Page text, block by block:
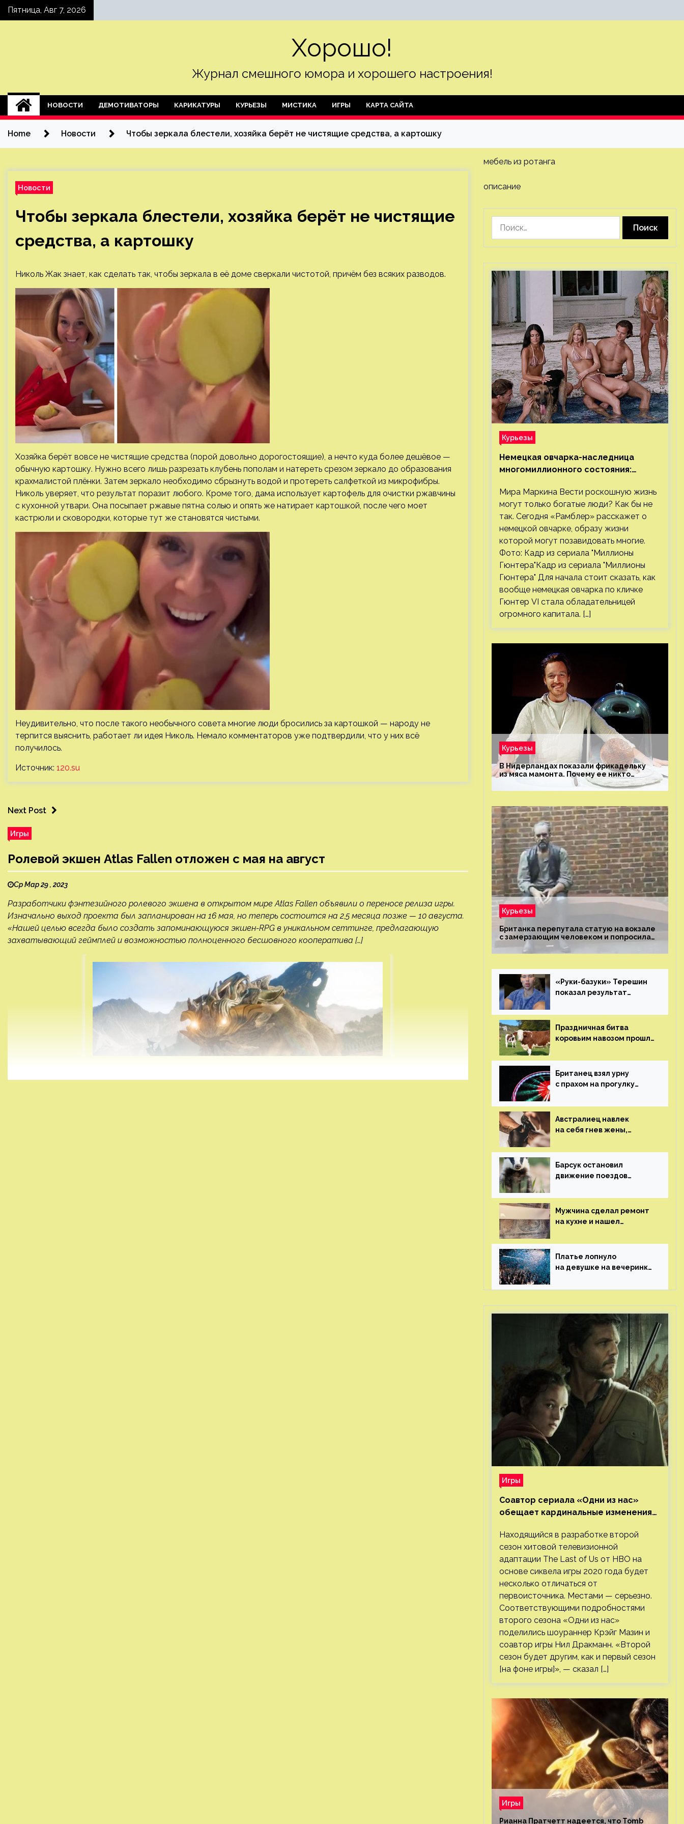
SkipПятница, Авг 7, 2026
Хорошо!
Журнал смешного юмора и хорошего настроения!
НОВОСТИ ДЕМОТИВАТОРЫ КАРИКАТУРЫ КУРЬЕЗЫ МИСТИКА ИГРЫ КАРТА САЙТА
Home Новости Чтобы зеркала блестели, хозяйка берёт не чистящие средства, а картошку
Новости
Чтобы зеркала блестели, хозяйка берёт не чистящие
средства, а картошку
Николь Жак знает, как сделать так, чтобы зеркала в её доме сверкали чистотой, причём без всяких разводов.
Хозяйка берёт вовсе не чистящие средства (порой довольно дорогостоящие), а нечто куда более дешёвое —
обычную картошку. Нужно всего лишь разрезать клубень пополам и натереть срезом зеркало до образования
крахмалистой плёнки. Затем зеркало необходимо сбрызнуть водой и протереть салфеткой из микрофибры.
Николь уверяет, что результат поразит любого. Кроме того, дама использует картофель для очистки ржавчины
с кухонной утвари. Она посыпает ржавые пятна солью и опять же натирает картошкой, после чего моет
кастрюли и сковородки, которые тут же становятся чистыми.
Неудивительно, что после такого необычного совета многие люди бросились за картошкой — народу не
терпится выяснить, работает ли идея Николь. Немало комментаторов уже подтвердили, что у них всё
получилось.
Источник: 120.su
Next Post
Игры
Ролевой экшен Atlas Fallen отложен с мая на август
Ср Мар 29 , 2023
Разработчики фэнтезийного ролевого экшена в открытом мире Atlas Fallen объявили о переносе релиза игры.
Изначально выход проекта был запланирован на 16 мая, но теперь состоится на 2,5 месяца позже — 10 августа.
«Нашей целью всегда было создать запоминающуюся экшен-RPG в уникальном сеттинге, предлагающую
захватывающий геймплей и возможностью полноценного бесшовного кооператива […]
мебель из ротанга
описание
Курьезы
Немецкая овчарка-наследница
многомиллионного состояния:
Мира Маркина Вести роскошную жизнь
могут только богатые люди? Как бы не
так. Сегодня «Рамблер» расскажет о
немецкой овчарке, образу жизни
которой могут позавидовать многие.
Фото: Кадр из сериала "Миллионы
Гюнтера"Кадр из сериала "Миллионы
Гюнтера" Для начала стоит сказать, как
вообще немецкая овчарка по кличке
Гюнтер VI стала обладательницей
огромного капитала. […]
Курьезы
В Нидерландах показали фрикадельку
из мяса мамонта. Почему ее никто
Курьезы
Британка перепутала статую на вокзале
с замерзающим человеком и попросила
о помощи
«Руки-базуки» Терешин
показал результат
Праздничная битва
коровьим навозом прошла
Британец взял урну
с прахом на прогулку
Австралиец навлек
на себя гнев жены,
с ее неудачной
фотографией
Барсук остановил
движение поездов
Мужчина сделал ремонт
на кухне и нашел
возрастом 400 лет
Платье лопнуло
на девушке на вечеринке
Игры
Соавтор сериала «Одни из нас»
обещает кардинальные изменения
Находящийся в разработке второй
сезон хитовой телевизионной
адаптации The Last of Us от HBO на
основе сиквела игры 2020 года будет
несколько отличаться от
первоисточника. Местами — серьезно.
Соответствующими подробностями
второго сезона «Одни из нас»
поделились шоураннер Крэйг Мазин и
соавтор игры Нил Дракманн. «Второй
сезон будет другим, как и первый сезон
[на фоне игры]», — сказал […]
Игры
Рианна Пратчетт надеется, что Tomb